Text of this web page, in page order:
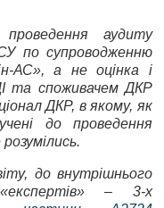
аудиту
по супроводженню
АС», а не оцінка і
та споживачем ДКР
ДКР, в якому, як
до проведення
до внутрішнього
– 3‑х